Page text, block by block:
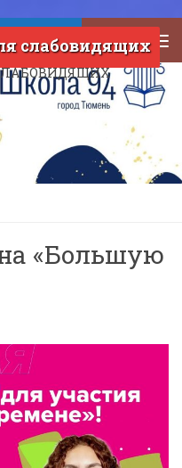
МАОУ СОШ №94 города Тюмени
слабовидящих
«Большую